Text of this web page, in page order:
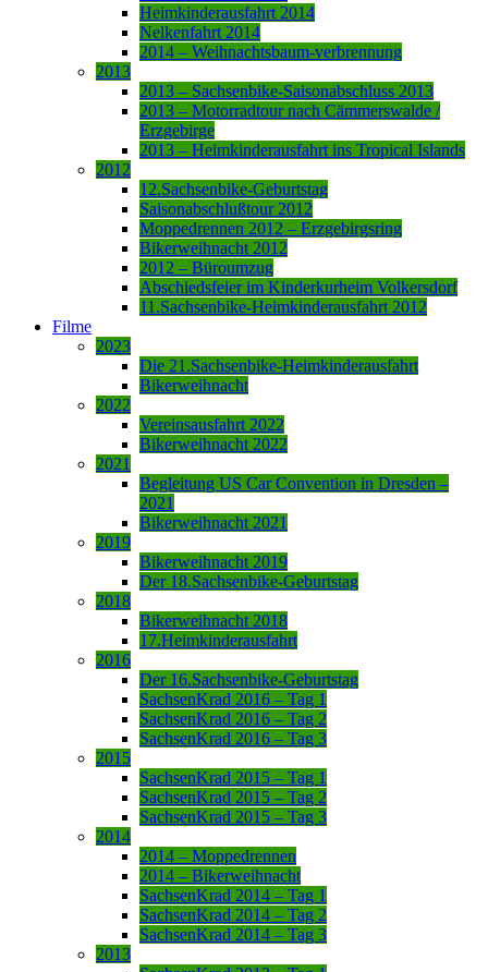
Heimkinderausfahrt 2014
Nelkenfahrt 2014
2014 – Weihnachtsbaum-verbrennung
2013
2013 – Sachsenbike-Saisonabschluss 2013
2013 – Motorradtour nach Cämmerswalde /
Erzgebirge
2013 – Heimkinderausfahrt ins Tropical Islands
2012
12.Sachsenbike-Geburtstag
Saisonabschlußtour 2012
Moppedrennen 2012 – Erzgebirgsring
Bikerweihnacht 2012
2012 – Büroumzug
Abschiedsfeier im Kinderkurheim Volkersdorf
11.Sachsenbike-Heimkinderausfahrt 2012
Filme
2023
Die 21.Sachsenbike-Heimkinderausfahrt
Bikerweihnacht
2022
Vereinsausfahrt 2022
Bikerweihnacht 2022
2021
Begleitung US Car Convention in Dresden –
2021
Bikerweihnacht 2021
2019
Bikerweihnacht 2019
Der 18.Sachsenbike-Geburtstag
2018
Bikerweihnacht 2018
17.Heimkinderausfahrt
2016
Der 16.Sachsenbike-Geburtstag
SachsenKrad 2016 – Tag 1
SachsenKrad 2016 – Tag 2
SachsenKrad 2016 – Tag 3
2015
SachsenKrad 2015 – Tag 1
SachsenKrad 2015 – Tag 2
SachsenKrad 2015 – Tag 3
2014
2014 – Moppedrennen
2014 – Bikerweihnacht
SachsenKrad 2014 – Tag 1
SachsenKrad 2014 – Tag 2
SachsenKrad 2014 – Tag 3
2013